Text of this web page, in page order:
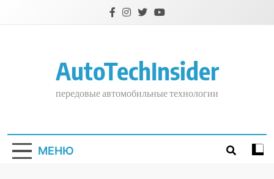
AutoTechInsider
передовые автомобильные технологии
МЕНЮ